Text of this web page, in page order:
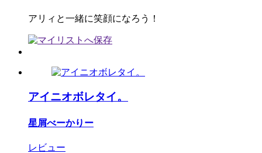
アリィと一緒に笑顔になろう！
アイニオボレタイ。
星屑べーかりー
レビュー